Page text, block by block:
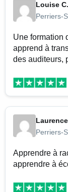
Louise C.
Perriers-
Une formation
apprend à
des auditeurs,
Perriers-
Apprendre à
apprendre à